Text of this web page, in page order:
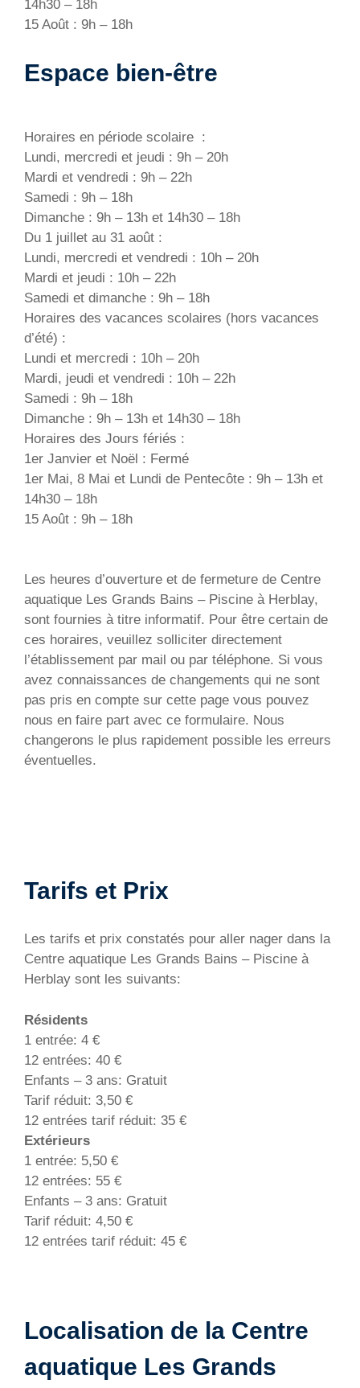
14h30 – 18h
15 Août : 9h – 18h
Espace bien-être
Horaires en période scolaire :
Lundi, mercredi et jeudi : 9h – 20h
Mardi et vendredi : 9h – 22h
Samedi : 9h – 18h
Dimanche : 9h – 13h et 14h30 – 18h
Du 1 juillet au 31 août :
Lundi, mercredi et vendredi : 10h – 20h
Mardi et jeudi : 10h – 22h
Samedi et dimanche : 9h – 18h
Horaires des vacances scolaires (hors vacances
d’été) :
Lundi et mercredi : 10h – 20h
Mardi, jeudi et vendredi : 10h – 22h
Samedi : 9h – 18h
Dimanche : 9h – 13h et 14h30 – 18h
Horaires des Jours fériés :
1er Janvier et Noël : Fermé
1er Mai, 8 Mai et Lundi de Pentecôte : 9h – 13h et
14h30 – 18h
15 Août : 9h – 18h
Les heures d’ouverture et de fermeture de Centre
aquatique Les Grands Bains – Piscine à Herblay,
sont fournies à titre informatif. Pour être certain de
ces horaires, veuillez solliciter directement
l’établissement par mail ou par téléphone. Si vous
avez connaissances de changements qui ne sont
pas pris en compte sur cette page vous pouvez
nous en faire part avec ce formulaire. Nous
changerons le plus rapidement possible les erreurs
éventuelles.
Tarifs et Prix
Les tarifs et prix constatés pour aller nager dans la
Centre aquatique Les Grands Bains – Piscine à
Herblay sont les suivants:
Résidents
1 entrée: 4 €
12 entrées: 40 €
Enfants – 3 ans: Gratuit
Tarif réduit: 3,50 €
12 entrées tarif réduit: 35 €
Extérieurs
1 entrée: 5,50 €
12 entrées: 55 €
Enfants – 3 ans: Gratuit
Tarif réduit: 4,50 €
12 entrées tarif réduit: 45 €
Localisation de la Centre
aquatique Les Grands